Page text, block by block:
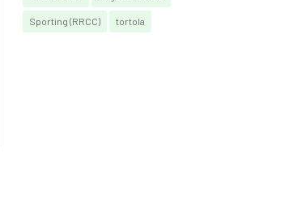
Sporting (RRCC) tortola